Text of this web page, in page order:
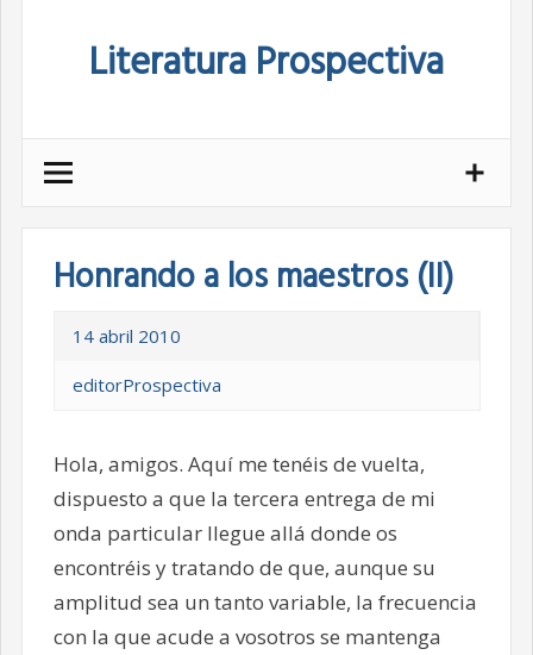
Literatura Prospectiva
Honrando a los maestros (II)
14 abril 2010
editorProspectiva
Hola, amigos. Aquí me tenéis de vuelta,
dispuesto a que la tercera entrega de mi
onda particular llegue allá donde os
encontréis y tratando de que, aunque su
amplitud sea un tanto variable, la frecuencia
con la que acude a vosotros se mantenga